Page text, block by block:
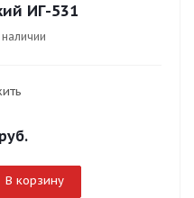
ИГ-531
В корзину